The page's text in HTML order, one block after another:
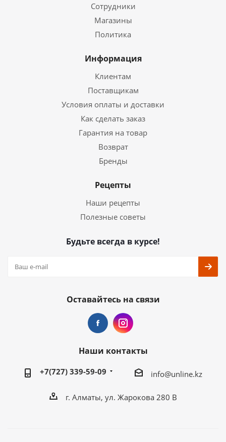
Сотрудники
Магазины
Политика
Информация
Клиентам
Поставщикам
Условия оплаты и доставки
Как сделать заказ
Гарантия на товар
Возврат
Бренды
Рецепты
Наши рецепты
Полезные советы
Будьте всегда в курсе!
Оставайтесь на связи
Наши контакты
+7(727) 339-59-09 info@unline.kz
г. Алматы, ул. Жарокова 280 В